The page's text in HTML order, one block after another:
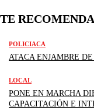
TE
POLICIACA
ATACA ENJAMBRE
LOCAL
PONE EN MARCHA
CAPACITACIÓN E